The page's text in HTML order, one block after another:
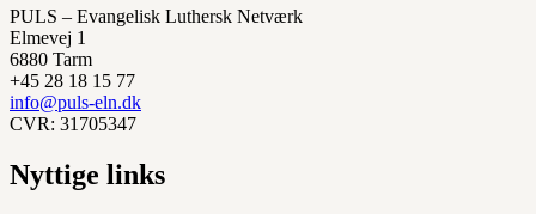
PULS – Evangelisk Luthersk Netværk
Elmevej 1
6880 Tarm
+45 28 18 15 77
info@puls-eln.dk
CVR: 31705347
Nyttige links